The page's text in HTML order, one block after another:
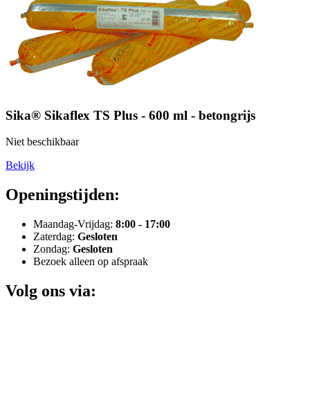
Sika® Sikaflex TS Plus - 600 ml - betongrijs
Niet beschikbaar
Bekijk
Openingstijden:
Maandag-Vrijdag: 8:00 - 17:00
Zaterdag: Gesloten
Zondag: Gesloten
Bezoek alleen op afspraak
Volg ons via: